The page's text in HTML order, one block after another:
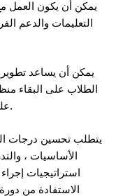
يمكن أن يكون العمل
التعليمات والدعم
يمكن أن يساعد تطوير
الطلاب على البقاء
على الوقت الكافي للتحضير للاختبار وممارسته.
يتطلب تحسين درجات
الأساسيات ،
استراتيجيات
الاستفادة من